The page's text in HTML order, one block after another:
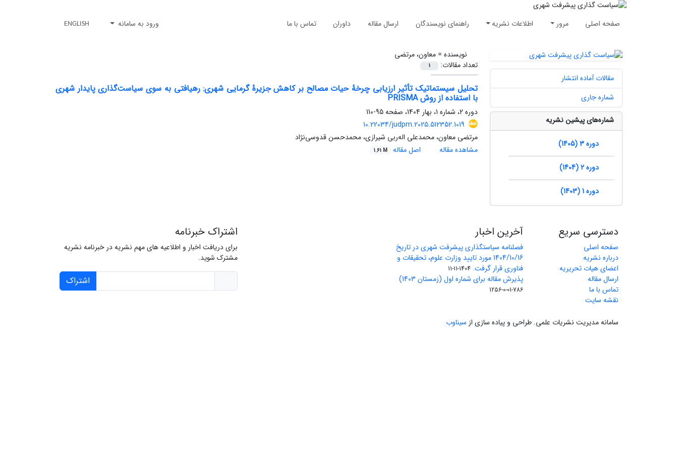
صفحه اصلی مرور اطلاعات نشریه راهنمای نویسندگان ارسال مقاله داوران تماس با ما ورود به سامانه ENGLISH
نویسنده =معاون، مرتضی
تعداد مقالات:
1
تحلیل سیستماتیک تأثیر ارزیابی چرخۀ حیات مصالح بر کاهش جزیرۀ گرمایی شهری: رهیافتی به سوی سیاست‌گذاری پایدار شهری
با استفاده از روش PRISMA
دوره 2، شماره 1، بهار 1404، صفحه
95-110
10.22034/judpm.2025.512352.1019
مرتضی معاون، محمدعلی اله‌ربی شیرازی، محمدحسن قدوسی‌نژاد
مشاهده مقاله
اصل مقاله 1.61 M
مقالات آماده انتشار
شماره جاری
شماره‌های پیشین نشریه
دوره 3 (1405)
دوره 2 (1404)
دوره 1 (1403)
دسترسی سریع
صفحه اصلی
درباره نشریه
اعضای هیات تحریریه
ارسال مقاله
تماس با ما
نقشه سایت
آخرین اخبار
فصلنامه سیاستگذاری پیشرفت شهری در تاریخ
1404/10/16 مورد تایید وزارت علوم، تحقیقات و
فناوری قرار گرفت. 1404-11-11
پذیرش مقاله برای شماره اول (زمستان 1403)
786-01-0-1256
اشتراک خبرنامه
برای دریافت اخبار و اطلاعیه های مهم نشریه در خبرنامه نشریه
مشترک شوید.
اشتراک
سامانه مدیریت نشریات علمی. طراحی و پیاده سازی از سیناوب